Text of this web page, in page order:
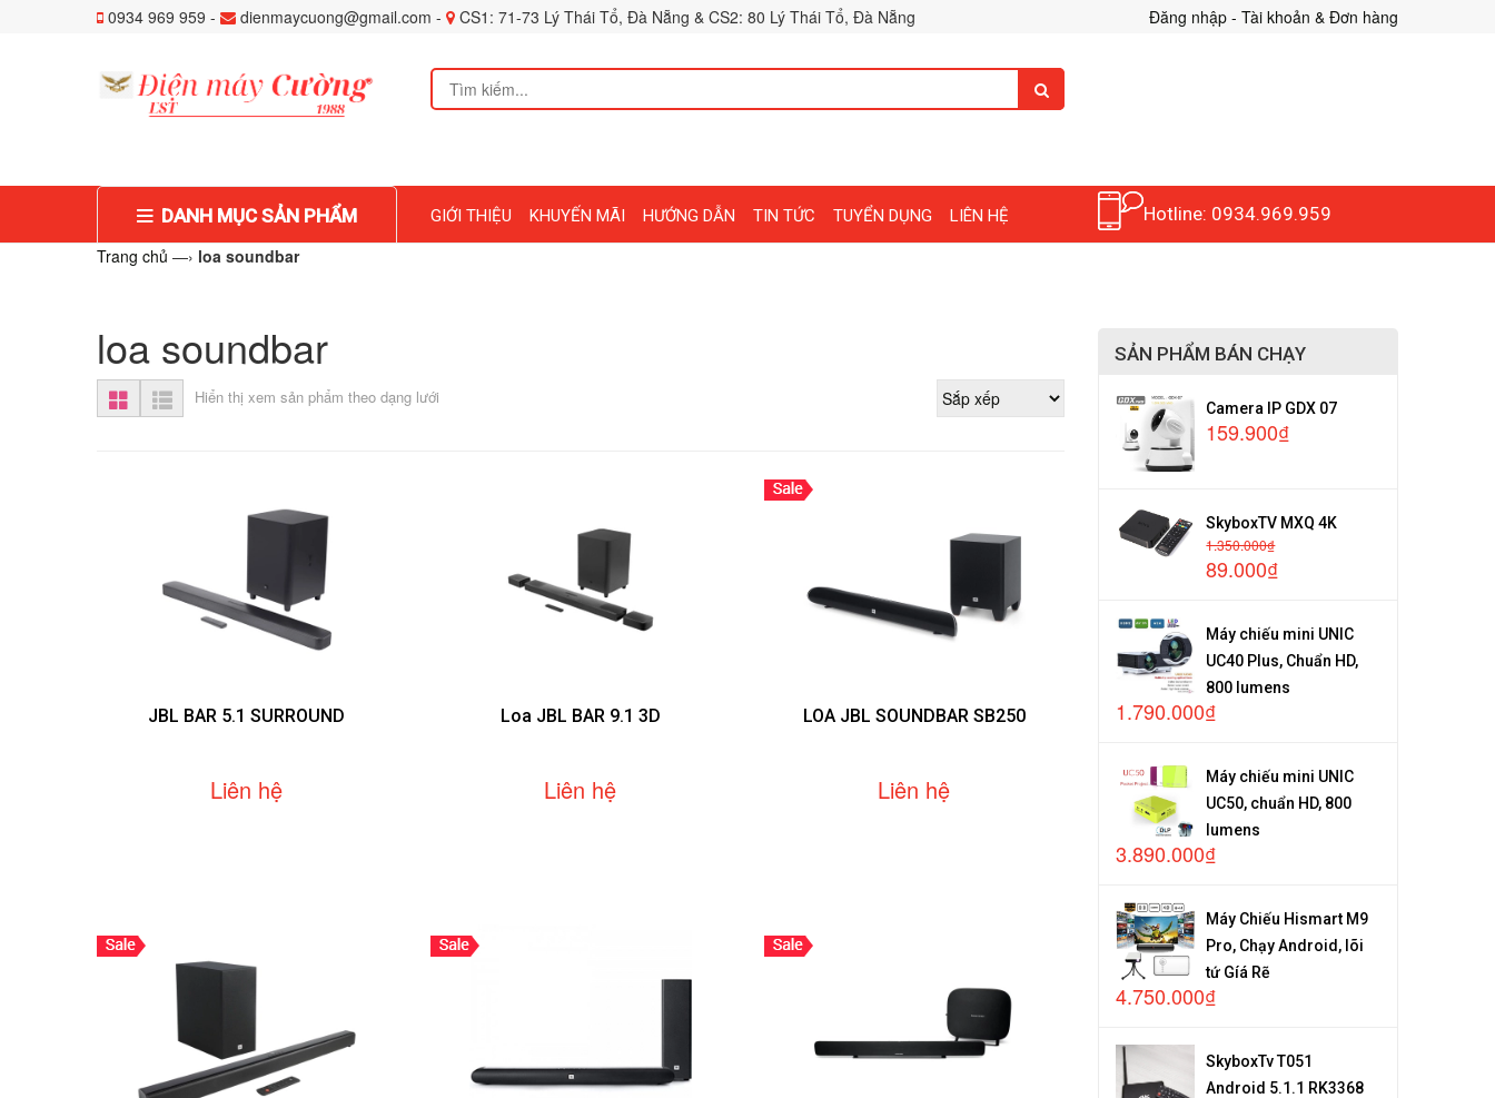
0934 969 959 - dienmaycuong@gmail.com - CS1: 71-73 Lý Thái Tổ, Đà Nẵng & CS2: 80 Lý Thái Tổ, Đà Nẵng Đăng nhập - Tài khoản & Đơn hàng
DANH MỤC SẢN PHẨM GIỚI THIỆU KHUYẾN MÃI HƯỚNG DẪN TIN TỨC TUYỂN DỤNG LIÊN HỆ
Hotline: 0934.969.959
Trang chủ —› loa soundbar
loa soundbar
Hiển thị xem sản phẩm theo dạng lưới
JBL BAR 5.1 SURROUND
Liên hệ
Loa JBL BAR 9.1 3D
Liên hệ
LOA JBL SOUNDBAR SB250
Liên hệ
SẢN PHẨM BÁN CHẠY
Camera IP GDX 07
159.900₫
SkyboxTV MXQ 4K
1.350.000₫
89.000₫
Máy chiếu mini UNIC
UC40 Plus, Chuẩn HD,
800 lumens
1.790.000₫
Máy chiếu mini UNIC
UC50, chuẩn HD, 800
lumens
3.890.000₫
Máy Chiếu Hismart M9
Pro, Chạy Android, lõi
tứ Gíá Rẽ
4.750.000₫
SkyboxTv T051
Android 5.1.1 RK3368